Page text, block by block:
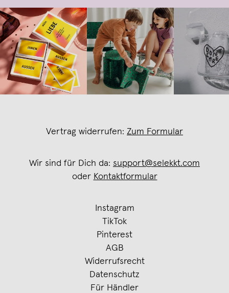
Vertrag widerrufen: Zum Formular
Wir sind für Dich da: support@selekkt.com
oder Kontaktformular
Instagram
TikTok
Pinterest
AGB
Widerrufsrecht
Datenschutz
Für Händler